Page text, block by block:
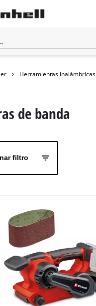
Herramientas inalámbricas
de banda
filtro